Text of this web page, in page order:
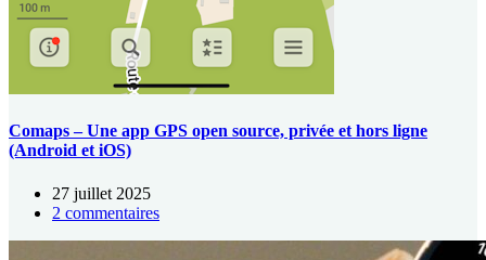
Comaps – Une app GPS open source, privée et hors ligne
(Android et iOS)
27 juillet 2025
2 commentaires